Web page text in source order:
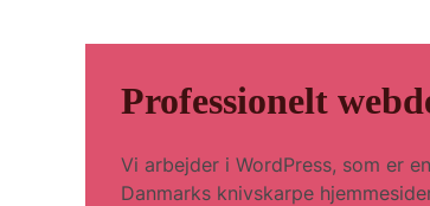
Professionelt
Vi arbejder i WordPress, som er
Danmarks knivskarpe